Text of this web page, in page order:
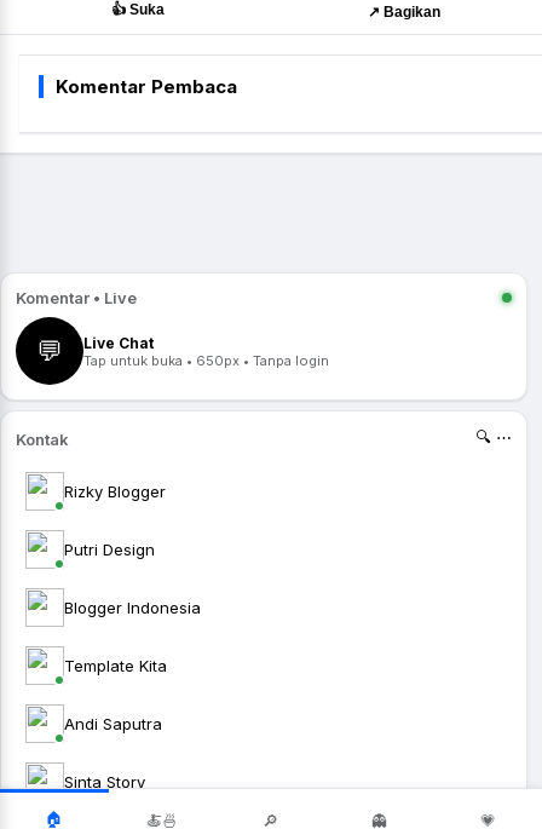
🏠 🍝🍜 🔎 👻 💗
👍 Suka ↗️ Bagikan
Komentar Pembaca
Komentar • Live
💬 Live Chat
Tap untuk buka • 650px • Tanpa login
Kontak 🔍 ⋯
Rizky Blogger
Putri Design
Blogger Indonesia
Template Kita
Andi Saputra
Sinta Story